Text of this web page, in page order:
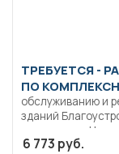
ТРЕБУЕТСЯ -
ПО
обслуживанию и
зданий
территории..
рабочий день/
6 773 руб.